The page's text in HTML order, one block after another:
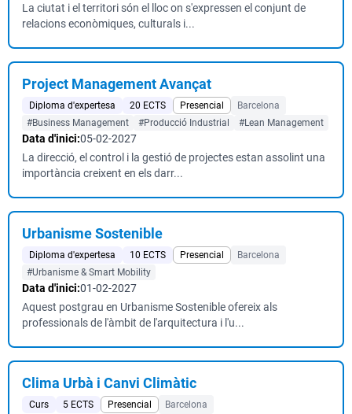
La ciutat i el territori són el lloc on s'expressen el conjunt de
relacions econòmiques, culturals i...
Project Management Avançat
Diploma d'expertesa 20 ECTS Presencial
Barcelona
#Business Management
#Producció Industrial #Lean Management
Data d'inici:05-02-2027
La direcció, el control i la gestió de projectes estan assolint una
importància creixent en els darr...
Urbanisme Sostenible
Diploma d'expertesa 10 ECTS Presencial
Barcelona
#Urbanisme & Smart Mobility
Data d'inici:01-02-2027
Aquest postgrau en Urbanisme Sostenible ofereix als
professionals de l'àmbit de l'arquitectura i l'u...
Clima Urbà i Canvi Climàtic
Curs 5 ECTS Presencial
Barcelona